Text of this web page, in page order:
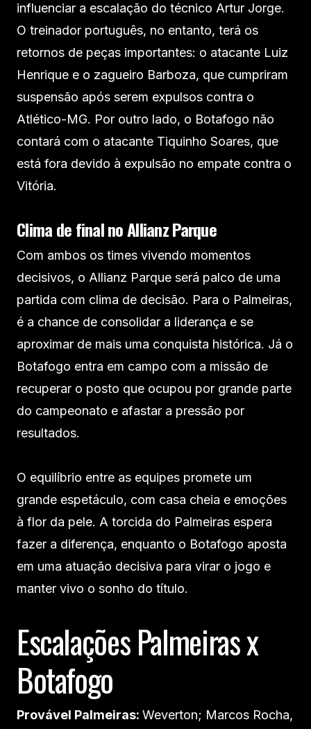
influenciar a escalação do técnico Artur Jorge.
O treinador português, no entanto, terá os
retornos de peças importantes: o atacante Luiz
Henrique e o zagueiro Barboza, que cumpriram
suspensão após serem expulsos contra o
Atlético-MG. Por outro lado, o Botafogo não
contará com o atacante Tiquinho Soares, que
está fora devido à expulsão no empate contra o
Vitória.
Clima de final no Allianz Parque
Com ambos os times vivendo momentos
decisivos, o Allianz Parque será palco de uma
partida com clima de decisão. Para o Palmeiras,
é a chance de consolidar a liderança e se
aproximar de mais uma conquista histórica. Já o
Botafogo entra em campo com a missão de
recuperar o posto que ocupou por grande parte
do campeonato e afastar a pressão por
resultados.
O equilíbrio entre as equipes promete um
grande espetáculo, com casa cheia e emoções
à flor da pele. A torcida do Palmeiras espera
fazer a diferença, enquanto o Botafogo aposta
em uma atuação decisiva para virar o jogo e
manter vivo o sonho do título.
Escalações Palmeiras x
Botafogo
Provável Palmeiras: Weverton; Marcos Rocha,